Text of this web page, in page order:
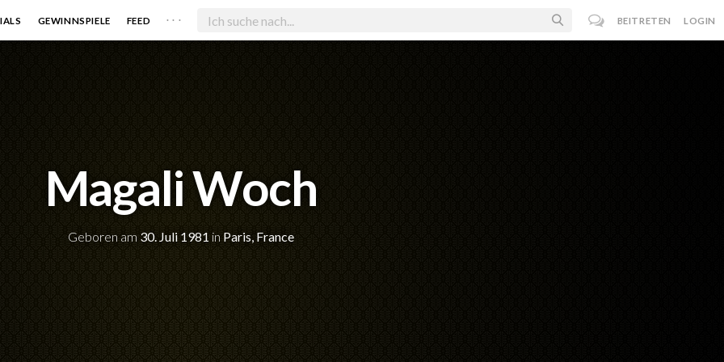
GEWINNSPIELE FEED . . . BEITRETEN LOGIN
Magali Woch
Geboren am 30. Juli 1981 in Paris, France